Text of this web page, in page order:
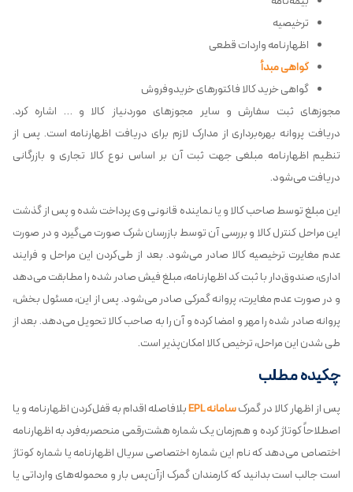
ترخیصیه
اظهارنامه واردات قطعی
گواهی مبدأ
گواهی خرید کالا فاکتورهای خریدوفروش
مجوزهای ثبت سفارش و سایر مجوزهای موردنیاز کالا و … اشاره کرد.
دریافت پروانه بهره‌برداری از مدارک لازم برای دریافت اظهارنامه است. پس از
تنظیم اظهارنامه مبلغی جهت ثبت آن بر اساس نوع کالا تجاری و بازرگانی
دریافت می‌شود.
این مبلغ توسط صاحب کالا و یا نماینده قانونی وی پرداخت شده و پس از گذشت
این مراحل کنترل کالا و بررسی آن توسط بازرسان شرک صورت می‌گیرد و در صورت
عدم مغایرت ترخیصیه کالا صادر می‌شود. بعد از طی‌کردن این مراحل و فرایند
اداری، صندوق‌دار با ثبت کد اظهارنامه، مبلغ فیش صادر شده را مطابقت می‌دهد
و در صورت عدم مغایرت، پروانه گمرکی صادر می‌شود. پس از این، مسئول بخش،
پروانه صادر شده را مهر و امضا کرده و آن را به صاحب کالا تحویل می‌دهد. بعد از
طی شدن این مراحل، ترخیص کالا امکان‌پذیر است.
چکیده مطلب
پس از اظهار کالا در گمرکسامانه EPL
بلافاصله اقدام به قفل‌کردن اظهارنامه و یا
اصطلاحاً کوتاژ کرده و هم‌زمان یک شماره هشت‌رقمی منحصربه‌فرد به اظهارنامه
اختصاص می‌دهد که نام این شماره اختصاصی سریال اظهارنامه یا شماره کوتاژ
است جالب است بدانید که کارمندان گمرک ازآن‌پس بار و محموله‌های وارداتی یا